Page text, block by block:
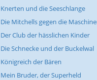
Knerten und die Seeschlange
Die Mitchells gegen die
Der Club der hässlichen Kinder
Die Schnecke und der Buckelwal
Königreich der Bären
Mein Bruder, der Superheld